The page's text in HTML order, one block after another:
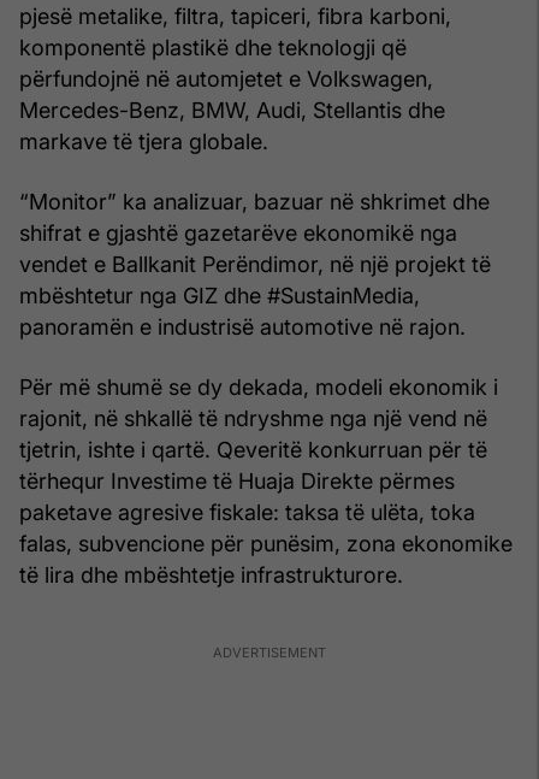
pjesë metalike, filtra, tapiceri, fibra karboni,
komponentë plastikë dhe teknologji që
përfundojnë në automjetet e Volkswagen,
Mercedes-Benz, BMW, Audi, Stellantis dhe
markave të tjera globale.
“Monitor” ka analizuar, bazuar në shkrimet dhe
shifrat e gjashtë gazetarëve ekonomikë nga
vendet e Ballkanit Perëndimor, në një projekt të
mbështetur nga GIZ dhe #SustainMedia,
panoramën e industrisë automotive në rajon.
Për më shumë se dy dekada, modeli ekonomik i
rajonit, në shkallë të ndryshme nga një vend në
tjetrin, ishte i qartë. Qeveritë konkurruan për të
tërhequr Investime të Huaja Direkte përmes
paketave agresive fiskale: taksa të ulëta, toka
falas, subvencione për punësim, zona ekonomike
të lira dhe mbështetje infrastrukturore.